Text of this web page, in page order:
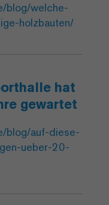
blog/welche-
holzbauten/
hat
gewartet
blog/auf-diese-
ueber-20-